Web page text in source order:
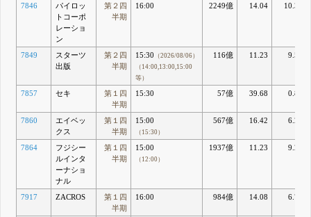
7846
パイロッ
トコーポ
レーショ
ン
第２四
半期
16:00 2249億 14.04 10.33
7849
スターツ
出版
第２四
半期
15:30 （2026/08/06）
（14:00,13:00,15:00
等）
116億 11.23 9.54
7857 セキ
第１四
半期
15:30 57億 39.68 0.81
7860
エイベッ
クス
第１四
半期
15:00
（15:30）
567億 16.42 6.27
7864
フジシー
ルインタ
ーナショ
ナル
第１四
半期
15:00
（12:00）
1937億 11.23 9.29
7917 ZACROS
第１四
半期
16:00 984億 14.08 6.76